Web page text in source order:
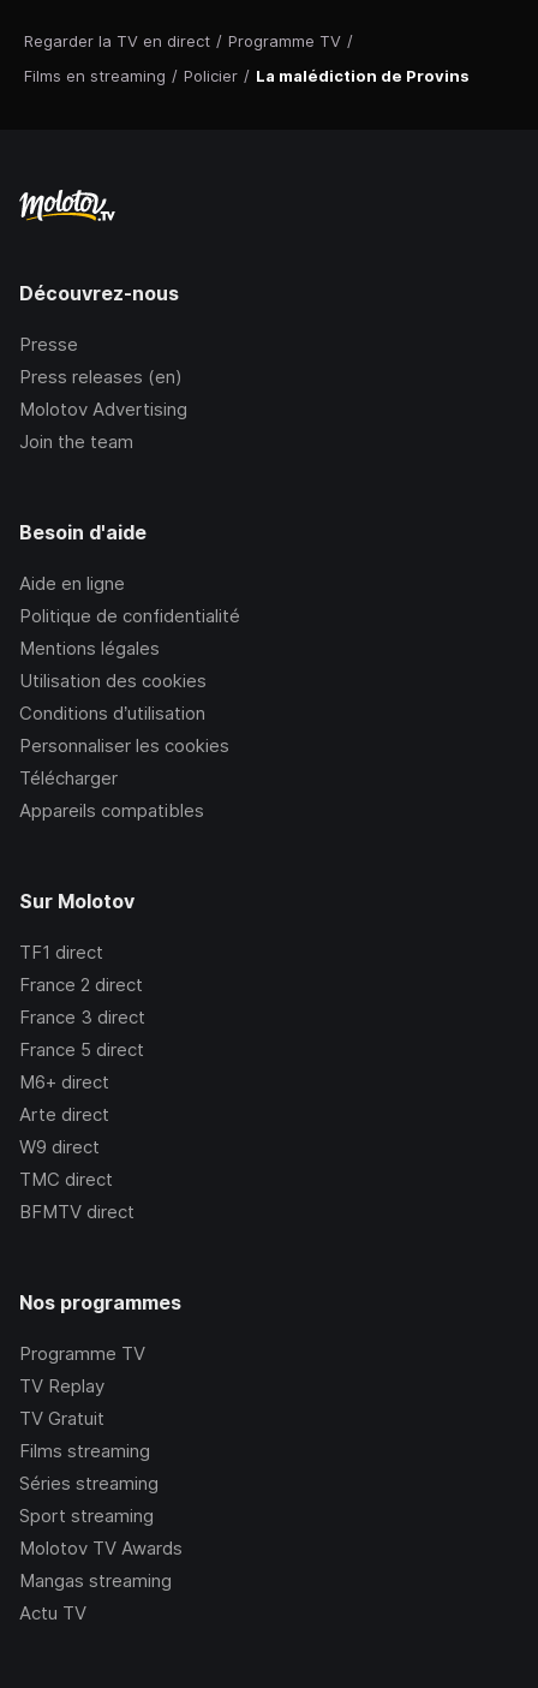
Regarder la TV en direct / Programme TV /
Films en streaming / Policier / La malédiction de Provins
Découvrez-nous
Presse
Press releases (en)
Molotov Advertising
Join the team
Besoin d'aide
Aide en ligne
Politique de confidentialité
Mentions légales
Utilisation des cookies
Conditions d’utilisation
Personnaliser les cookies
Télécharger
Appareils compatibles
Sur Molotov
TF1 direct
France 2 direct
France 3 direct
France 5 direct
M6+ direct
Arte direct
W9 direct
TMC direct
BFMTV direct
Nos programmes
Programme TV
TV Replay
TV Gratuit
Films streaming
Séries streaming
Sport streaming
Molotov TV Awards
Mangas streaming
Actu TV